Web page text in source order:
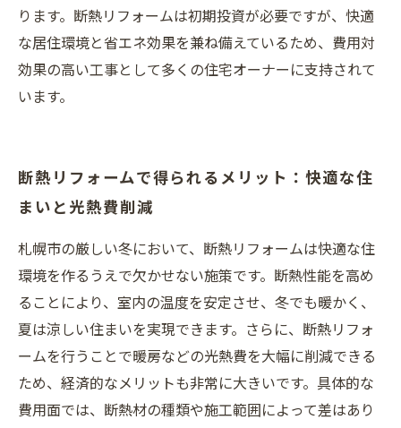
ります。断熱リフォームは初期投資が必要ですが、快適
な居住環境と省エネ効果を兼ね備えているため、費用対
効果の高い工事として多くの住宅オーナーに支持されて
います。
断熱リフォームで得られるメリット：快適な住
まいと光熱費削減
札幌市の厳しい冬において、断熱リフォームは快適な住
環境を作るうえで欠かせない施策です。断熱性能を高め
ることにより、室内の温度を安定させ、冬でも暖かく、
夏は涼しい住まいを実現できます。さらに、断熱リフォ
ームを行うことで暖房などの光熱費を大幅に削減できる
ため、経済的なメリットも非常に大きいです。具体的な
費用面では、断熱材の種類や施工範囲によって差はあり